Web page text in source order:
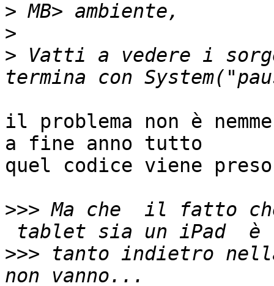
>
>
> Vatti a vedere i
il problema non è
a fine anno tutto
quel codice viene
>>> Ma che  il fatto
>>> tanto indietro